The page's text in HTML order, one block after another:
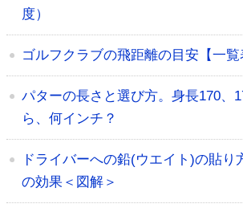
度）
ゴルフクラブの飛距離の目安【一覧
パターの長さと選び方。身長170、
ら、何インチ？
ドライバーへの鉛(ウエイト)の貼り
の効果＜図解＞